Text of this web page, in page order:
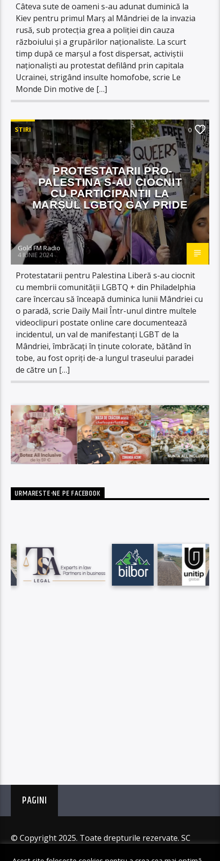
Câteva sute de oameni s-au adunat duminică la
Kiev pentru primul Marș al Mândriei de la invazia
rusă, sub protecția grea a poliției din cauza
războiului și a grupărilor naționaliste. La scurt
timp după ce marșul a fost dispersat, activiștii
naționaliști au protestat defilând prin capitala
Ucrainei, strigând insulte homofobe, scrie Le
Monde Din motive de […]
STIRI 0
PROTESTATARII PRO-
PALESTINA S-AU CIOCNIT
CU PARTICIPANȚII LA
MARȘUL LGBTQ GAY PRIDE
Gold FM Radio
4 IUNIE 2024
Protestatarii pentru Palestina Liberă s-au ciocnit
cu membrii comunității LGBTQ + din Philadelphia
care încercau să înceapă duminica lunii Mândriei cu
o paradă, scrie Daily Mail Într-unul dintre multele
videoclipuri postate online care documentează
incidentul, un val de manifestanți LGBT de la
Mândriei, îmbrăcați în ținute colorate, bătând în
tobe, au fost opriți de-a lungul traseului paradei
de către un […]
URMARESTE-NE PE FACEBOOK
PAGINI
© Copyright 2025. Toate drepturile rezervate. SC